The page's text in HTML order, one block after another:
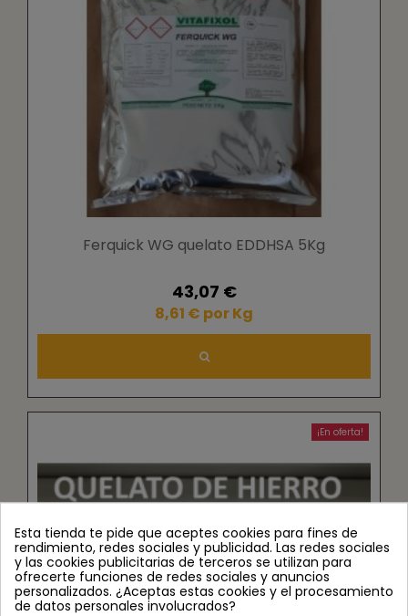
Ferquick WG quelato EDDHSA 5Kg
43,07 €
8,61 € por Kg
¡En oferta!
Esta tienda te pide que aceptes cookies para fines de
rendimiento, redes sociales y publicidad. Las redes sociales
y las cookies publicitarias de terceros se utilizan para
ofrecerte funciones de redes sociales y anuncios
personalizados. ¿Aceptas estas cookies y el procesamiento
de datos personales involucrados?